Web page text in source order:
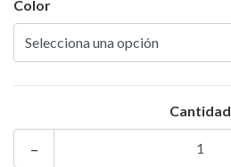
Color
Cantidad
-